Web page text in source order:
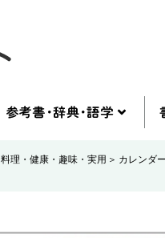
料理・健康・趣味・実用 カレンダ